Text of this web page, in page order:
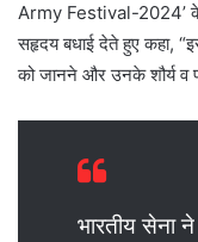
Army Festival-2024’ के
सहृदय बधाई देते हुए कहा,
को जानने और उनके शौर्य व
भारतीय सेना